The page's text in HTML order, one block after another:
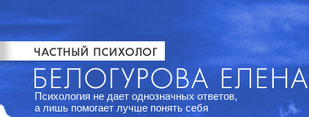
Психология не дает однозначных ответов,
а лишь помогает лучше понять себя